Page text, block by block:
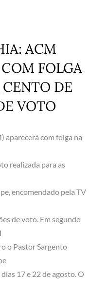
ACM
FOLGA
DE
VOTO
com folga na
realizada para as
encomendado pela TV
de voto. Em segundo
o Pastor Sargento
17 e 22 de agosto. O